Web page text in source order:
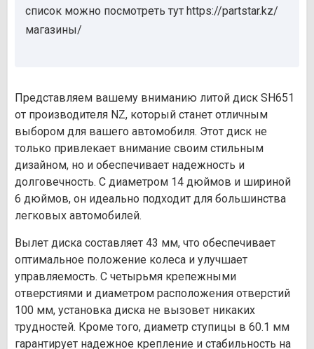
список можно посмотреть тут https://partstar.kz/
магазины/
Представляем вашему вниманию литой диск SH651
от производителя NZ, который станет отличным
выбором для вашего автомобиля. Этот диск не
только привлекает внимание своим стильным
дизайном, но и обеспечивает надежность и
долговечность. С диаметром 14 дюймов и шириной
6 дюймов, он идеально подходит для большинства
легковых автомобилей.
Вылет диска составляет 43 мм, что обеспечивает
оптимальное положение колеса и улучшает
управляемость. С четырьмя крепежными
отверстиями и диаметром расположения отверстий
100 мм, установка диска не вызовет никаких
трудностей. Кроме того, диаметр ступицы в 60.1 мм
гарантирует надежное крепление и стабильность на